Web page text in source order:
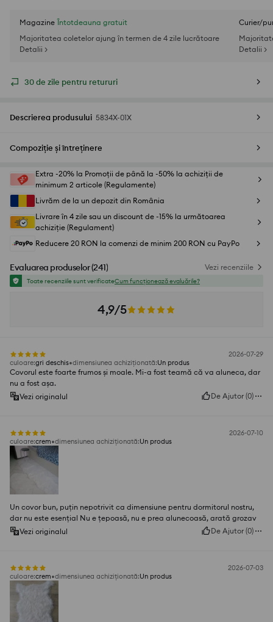
Magazine Întotdeauna gratuit
Majoritatea coletelor ajung în termen de 4 zile lucrătoare
Detalii >
Curier/
Detalii >
30 de zile pentru retururi
Descrierea produsului 5834X-01X
Compoziție și întreținere
Extra -20% la Promoții de până la -50% la achiziții de
minimum 2 articole (Regulamente)
Livrăm de la un depozit din România
Livrare în 4 zile sau un discount de -15% la următoarea
achiziție (Regulament)
Reducere 20 RON la comenzi de minim 200 RON cu PayPo
Evaluarea produselor(241) Vezi recenziile
Toate recenziile sunt verificateCum funcționează evaluările?
4,9/5
2026-07-29
culoare:gri deschis dimensiunea achiziționată:Un produs
Covorul este foarte frumos și moale. Mi-a fost teamă că va aluneca, dar
nu a fost așa.
Vezi originalul
De Ajutor (0)
2026-07-10
culoare:crem dimensiunea achiziționată:Un produs
Un covor bun, puțin nepotrivit ca dimensiune pentru dormitorul nostru,
dar nu este esențial Nu e țepoasă, nu e prea alunecoasă, arată grozav
Vezi originalul
De Ajutor (0)
2026-07-03
culoare:crem dimensiunea achiziționată:Un produs